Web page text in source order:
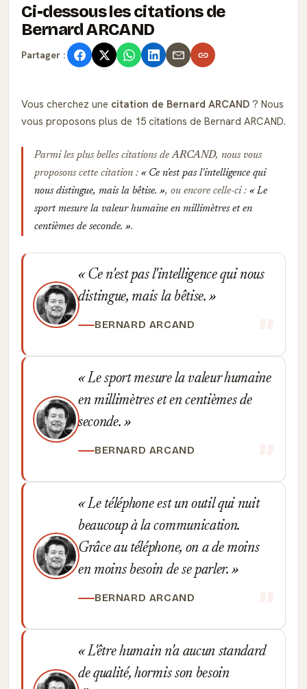
Ci-dessous les citations de
Bernard ARCAND
Partager :
Vous cherchez une citation de Bernard ARCAND ? Nous
vous proposons plus de 15 citations de Bernard ARCAND.
Parmi les plus belles citations deARCAND, nous vous
proposons cette citation :
Ce n'est pas l'intelligence qui
nous distingue, mais la bêtise.
, ou encore celle-ci :
Le
sport mesure la valeur humaine en millimètres et en
centièmes de seconde.
.
Ce n'est pas l'intelligence qui nous
distingue, mais la bêtise.
BERNARD ARCAND
Le sport mesure la valeur humaine
en millimètres et en centièmes de
seconde.
BERNARD ARCAND
Le téléphone est un outil qui nuit
beaucoup à la communication.
Grâce au téléphone, on a de moins
en moins besoin de se parler.
BERNARD ARCAND
L'être humain n'a aucun standard
de qualité, hormis son besoin